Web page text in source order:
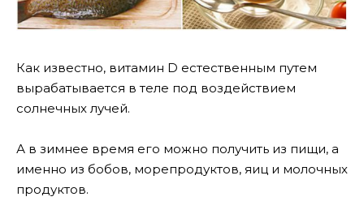
Как известно, витамин D естественным путем
вырабатывается в теле под воздействием
солнечных лучей.
А в зимнее время его можно получить из пищи, а
именно из бобов, морепродуктов, яиц и молочных
продуктов.